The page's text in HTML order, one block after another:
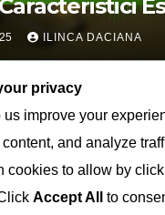
de
de Companie
ILINCA DACIANA
Reply
will not be
privacy
improve your
and analyze
cookies to allow by
Accept All to